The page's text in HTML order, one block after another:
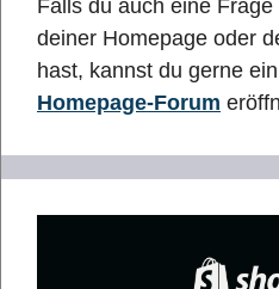
Falls du auch eine
deiner Homepage oder
hast, kannst du gerne
Homepage-Forum